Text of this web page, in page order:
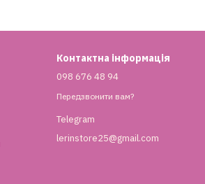
Контактна інформація
098 676 48 94
Передзвонити вам?
Telegram
lerinstore25@gmail.com